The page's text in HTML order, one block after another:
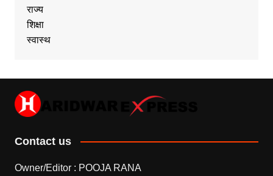
राज्य
शिक्षा
स्वास्थ
Contact us
Owner/Editor : POOJA RANA